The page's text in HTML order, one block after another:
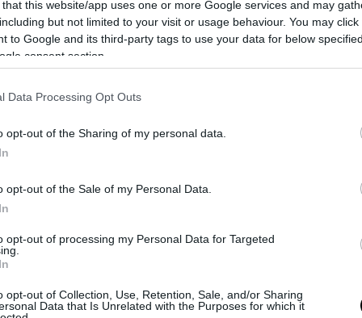
that this website/app uses one or more Google services and may
but not limited to your visit or usage behaviour. You may
to Google and its third-party tags to use your data for below
consent section.
Data Processing Opt Outs
opt-out of the Sharing of my personal data.
opt-out of the Sale of my Personal Data.
opt-out of processing my Personal Data for Targeted
opt-out of Collection, Use, Retention, Sale, and/or Sharing
Data that Is Unrelated with the Purposes for which it
ΜΜΕ αναφέρουν ότι οι συζητήσεις
στάδιο και η συμφωνία θεωρείται
μέρες θα υπογράψει τριετές συμβόλαιο
θα πρόκειται για μια νέα εποχή στη
της κυριαρχίας της στην Αγγλία και την
τον Πεπ Γκουαρντιόλα η ομάδα του Μάντσεστερ
20 τίτλους μέσα σε 20 χρόνια.
καταφέρει να «μπει στα παπούτσια» του